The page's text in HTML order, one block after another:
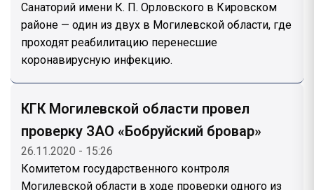
Санаторий имени К. П. Орловского в Кировском
районе — один из двух в Могилевской области, где
проходят реабилитацию перенесшие
коронавирусную инфекцию.
КГК Могилевской области провел
проверку ЗАО «Бобруйский бровар»
26.11.2020 - 15:26
Комитетом государственного контроля
Могилевской области в ходе проверки одного из